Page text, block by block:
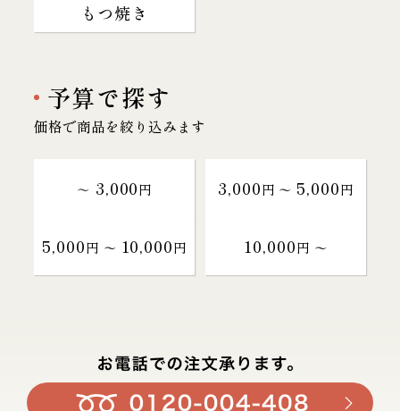
もつ焼き
予算で探す
価格で商品を絞り込みます
～ 3,000円 3,000円 〜 5,000円
5,000円 〜 10,000円 10,000円 〜